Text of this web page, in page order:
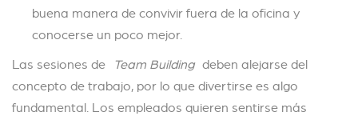
buena manera de convivir fuera de la oficina y
conocerse un poco mejor.
Las sesiones de Team Buildingdeben alejarse del
concepto de trabajo, por lo que divertirse es algo
fundamental. Los empleados quieren sentirse más